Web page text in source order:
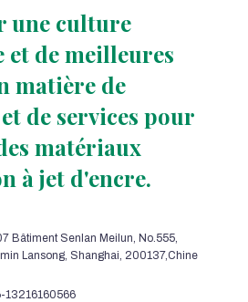
une culture
et de meilleures
matière de
de services pour
matériaux
à jet d'encre.
Bâtiment Senlan Meilun, No.555,
Lansong, Shanghai, 200137,Chine
13216160566